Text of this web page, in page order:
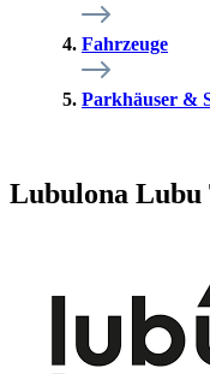
Fahrzeuge
Parkhäuser &
Lubulona Lubu